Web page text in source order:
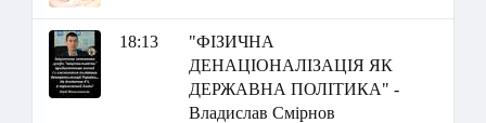
18:13
"ФІЗИЧНА
ДЕНАЦІОНАЛІЗАЦІЯ ЯК
ДЕРЖАВНА ПОЛІТИКА" -
Владислав Смірнов